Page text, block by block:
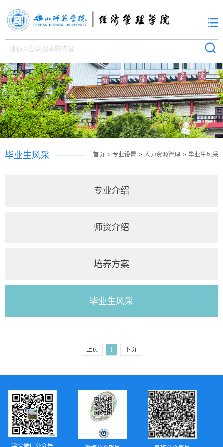
首页 > 专业设置 > 人力资源管理 > 毕业生风采
毕业生风采
专业介绍
师资介绍
培养方案
毕业生风采
上页 1 下页